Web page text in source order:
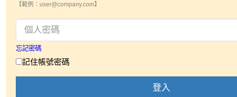
【範例：user@company.com】
忘記密碼
記住帳號密碼
登入